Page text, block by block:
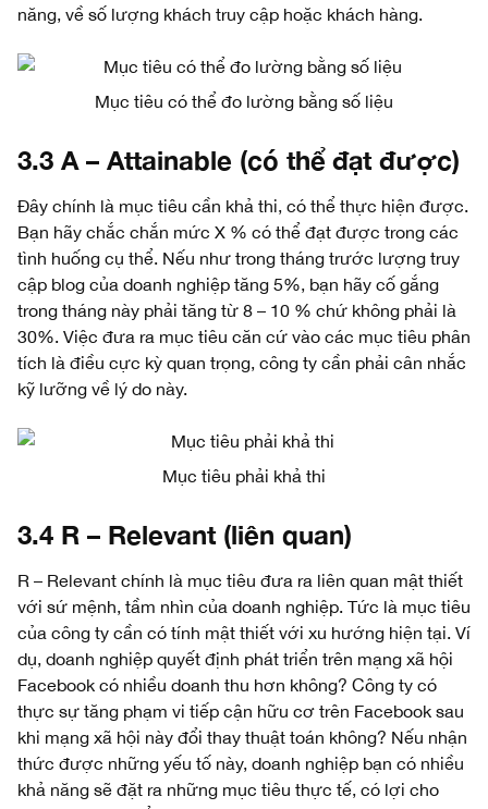
năng, về số lượng khách truy cập hoặc khách hàng.
Mục tiêu có thể đo lường bằng số liệu
3.3 A – Attainable (có thể đạt được)
Đây chính là mục tiêu cần khả thi, có thể thực hiện được.
Bạn hãy chắc chắn mức X % có thể đạt được trong các
tình huống cụ thể. Nếu như trong tháng trước lượng truy
cập blog của doanh nghiệp tăng 5%, bạn hãy cố gắng
trong tháng này phải tăng từ 8 – 10 % chứ không phải là
30%. Việc đưa ra mục tiêu căn cứ vào các mục tiêu phân
tích là điều cực kỳ quan trọng, công ty cần phải cân nhắc
kỹ lưỡng về lý do này.
Mục tiêu phải khả thi
3.4 R – Relevant (liên quan)
R – Relevant chính là mục tiêu đưa ra liên quan mật thiết
với sứ mệnh, tầm nhìn của doanh nghiệp. Tức là mục tiêu
của công ty cần có tính mật thiết với xu hướng hiện tại. Ví
dụ, doanh nghiệp quyết định phát triển trên mạng xã hội
Facebook có nhiều doanh thu hơn không? Công ty có
thực sự tăng phạm vi tiếp cận hữu cơ trên Facebook sau
khi mạng xã hội này đổi thay thuật toán không? Nếu nhận
thức được những yếu tố này, doanh nghiệp bạn có nhiều
khả năng sẽ đặt ra những mục tiêu thực tế, có lợi cho